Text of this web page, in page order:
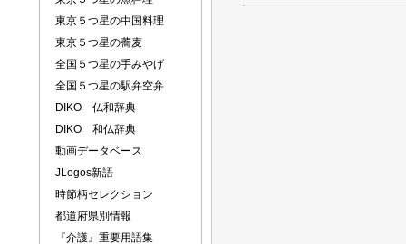
東京５つ星の中国料理
東京５つ星の蕎麦
全国５つ星の手みやげ
全国５つ星の駅弁空弁
DIKO 仏和辞典
DIKO 和仏辞典
動画データベース
JLogos新語
時節柄セレクション
都道府県別情報
『介護』重要用語集